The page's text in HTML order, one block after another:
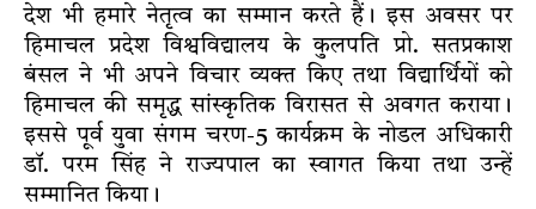
देश भी हमारे नेतृत्व का सम्मान करते हैं। इस अवसर पर
हिमाचल प्रदेश विश्वविद्यालय के कुलपति प्रो. सतप्रकाश
बंसल ने भी अपने विचार व्यक्त किए तथा विद्यार्थियों को
हिमाचल की समृद्ध सांस्कृतिक विरासत से अवगत कराया।
इससे पूर्व युवा संगम चरण-5 कार्यक्रम के नोडल अधिकारी
डॉ. परम सिंह ने राज्यपाल का स्वागत किया तथा उन्हें
सम्मानित किया।